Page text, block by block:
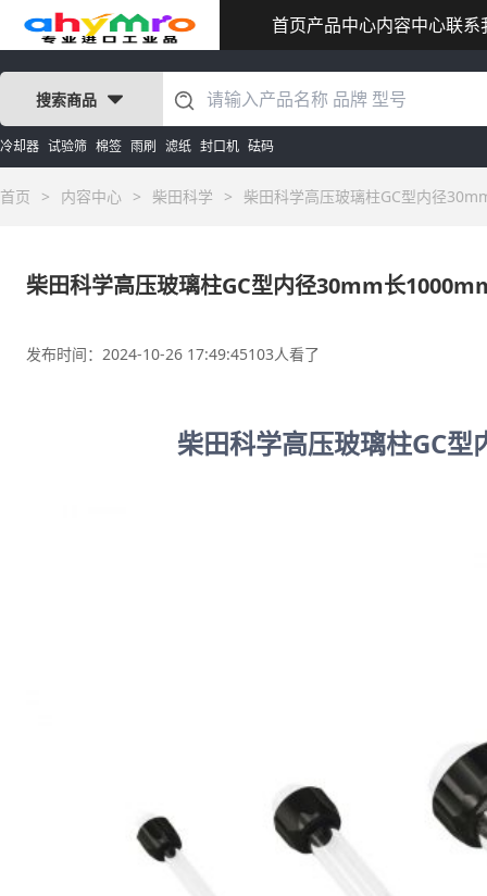
首页产品中心内容中心联系
搜索商品
冷却器 试验筛 棉签 雨刷 滤纸 封口机 砝码
首页 > 内容中心 > 柴田科学 > 柴田科学高压玻璃柱GC型内径
柴田科学高压玻璃柱GC型内径30mm长
发布时间：2024-10-26 17:49:45103人看了
柴田科学高压玻璃柱GC